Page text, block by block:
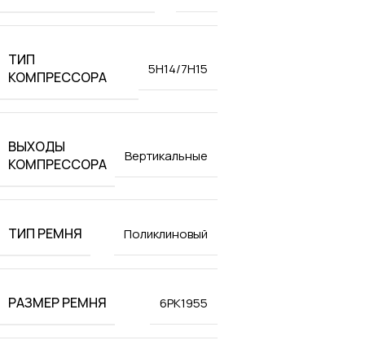
ТИП
КОМПРЕССОРА
5H14/7H15
ВЫХОДЫ
КОМПРЕССОРА
Вертикальные
ТИП РЕМНЯ Поликлиновый
РАЗМЕР РЕМНЯ 6РК1955